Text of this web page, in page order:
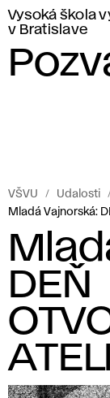
Vysoká škola
v Bratislave
VŠVU Udalosti
Mladá Vajnorská:
DEŇ